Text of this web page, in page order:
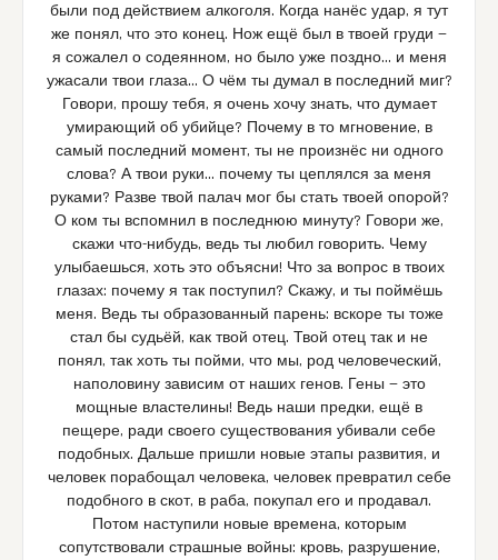
были под действием алкоголя. Когда нанёс удар, я тут
же понял, что это конец. Нож ещё был в твоей груди —
я сожалел о содеянном, но было уже поздно… и меня
ужасали твои глаза… О чём ты думал в последний миг?
Говори, прошу тебя, я очень хочу знать, что думает
умирающий об убийце? Почему в то мгновение, в
самый последний момент, ты не произнёс ни одного
слова? А твои руки… почему ты цеплялся за меня
руками? Разве твой палач мог бы стать твоей опорой?
О ком ты вспомнил в последнюю минуту? Говори же,
скажи что-нибудь, ведь ты любил говорить. Чему
улыбаешься, хоть это объясни! Что за вопрос в твоих
глазах: почему я так поступил? Скажу, и ты поймёшь
меня. Ведь ты образованный парень: вскоре ты тоже
стал бы судьёй, как твой отец. Твой отец так и не
понял, так хоть ты пойми, что мы, род человеческий,
наполовину зависим от наших генов. Гены — это
мощные властелины! Ведь наши предки, ещё в
пещере, ради своего существования убивали себе
подобных. Дальше пришли новые этапы развития, и
человек порабощал человека, человек превратил себе
подобного в скот, в раба, покупал его и продавал.
Потом наступили новые времена, которым
сопутствовали страшные войны: кровь, разрушение,